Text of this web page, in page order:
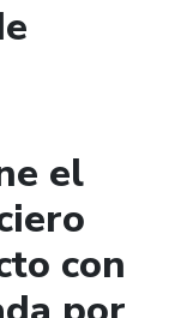
el
con